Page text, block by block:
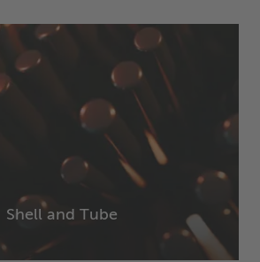
Shell and Tube